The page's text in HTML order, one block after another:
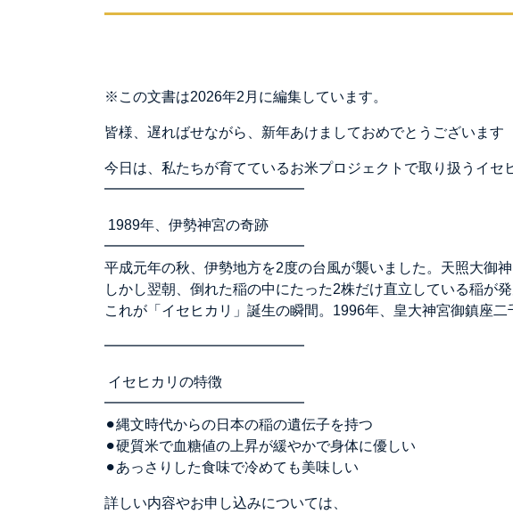
※この文書は2026年2月に編集しています。
皆様、遅ればせながら、新年あけましておめでとうございます
今日は、私たちが育てているお米プロジェクトで取り扱うイセ
━━━━━━━━━━━━━━
1989年、伊勢神宮の奇跡
━━━━━━━━━━━━━━
平成元年の秋、伊勢地方を2度の台風が襲いました。天照大御
しかし翌朝、倒れた稲の中にたった2株だけ直立している稲が発
これが「イセヒカリ」誕生の瞬間。1996年、皇大神宮御鎮座二
━━━━━━━━━━━━━━
イセヒカリの特徴
━━━━━━━━━━━━━━
⚫︎縄文時代からの日本の稲の遺伝子を持つ
⚫︎硬質米で血糖値の上昇が緩やかで身体に優しい
⚫︎あっさりした食味で冷めても美味しい
詳しい内容やお申し込みについては、